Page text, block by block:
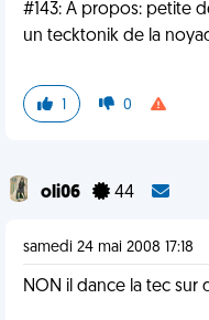
#143: A propos: petite
un tecktonik de la
1 0
oli06 44
samedi 24 mai 2008 17:18
NON il dance la tec sur